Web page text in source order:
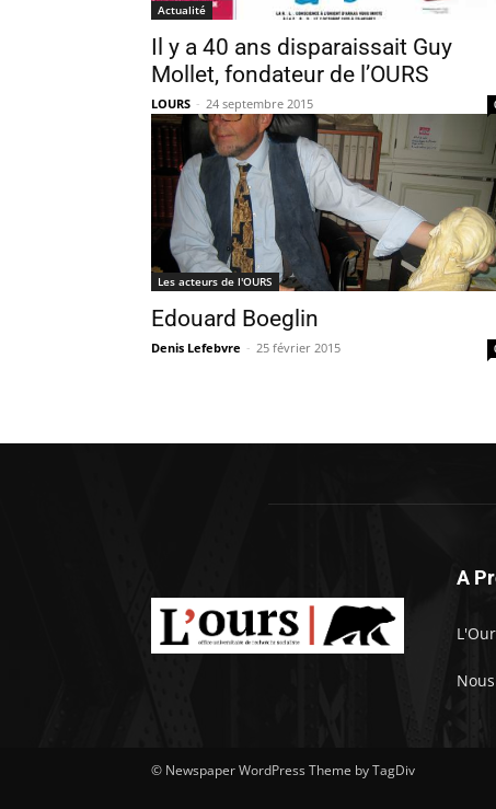
Actualité
Il y a 40 ans disparaissait Guy
Mollet, fondateur de l’OURS
LOURS - 24 septembre 2015
Les acteurs de l'OURS
Edouard Boeglin
Denis Lefebvre - 25 février 2015
A
© Newspaper WordPress Theme by TagDiv